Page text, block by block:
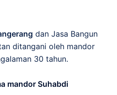
dan Jasa Bangun
ditangani oleh mandor
30 tahun.
mandor Suhabdi